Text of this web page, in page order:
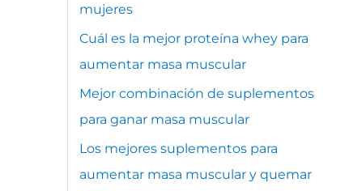
mujeres
Cuál es la mejor proteína whey para
aumentar masa muscular
Mejor combinación de suplementos
para ganar masa muscular
Los mejores suplementos para
aumentar masa muscular y quemar